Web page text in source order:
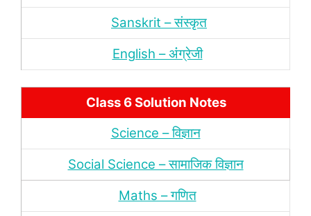
Sanskrit – संस्‍कृत
English – अंंग्रेजी
Class 6 Solution Notes
Science – विज्ञान
Social Science – सामाजिक विज्ञान
Maths – गणित